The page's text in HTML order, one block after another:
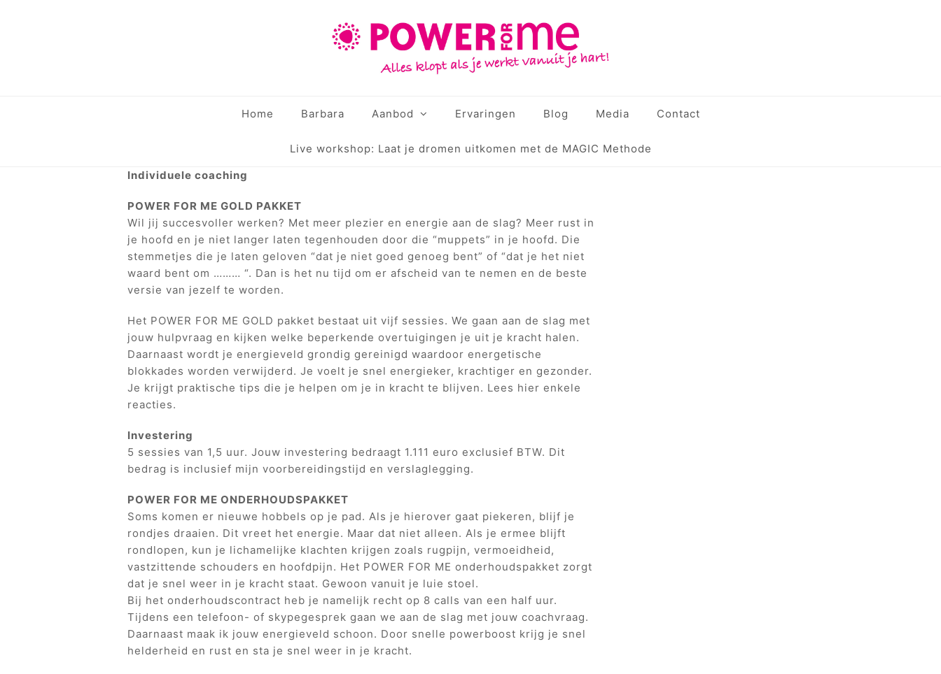
Home Barbara Aanbod Ervaringen Blog Media Contact
Live workshop: Laat je dromen uitkomen met de MAGIC Methode
Individuele coaching
POWER FOR ME GOLD PAKKET
Wil jij succesvoller werken? Met meer plezier en energie aan de slag? Meer rust in
je hoofd en je niet langer laten tegenhouden door die “muppets” in je hoofd. Die
stemmetjes die je laten geloven “dat je niet goed genoeg bent” of “dat je het niet
waard bent om ……… “. Dan is het nu tijd om er afscheid van te nemen en de beste
versie van jezelf te worden.
Het POWER FOR ME GOLD pakket bestaat uit vijf sessies. We gaan aan de slag met
jouw hulpvraag en kijken welke beperkende overtuigingen je uit je kracht halen.
Daarnaast wordt je energieveld grondig gereinigd waardoor energetische
blokkades worden verwijderd. Je voelt je snel energieker, krachtiger en gezonder.
Je krijgt praktische tips die je helpen om je in kracht te blijven. Lees hier enkele
reacties.
Investering
5 sessies van 1,5 uur. Jouw investering bedraagt 1.111 euro exclusief BTW. Dit
bedrag is inclusief mijn voorbereidingstijd en verslaglegging.
POWER FOR ME ONDERHOUDSPAKKET
Soms komen er nieuwe hobbels op je pad. Als je hierover gaat piekeren, blijf je
rondjes draaien. Dit vreet het energie. Maar dat niet alleen. Als je ermee blijft
rondlopen, kun je lichamelijke klachten krijgen zoals rugpijn, vermoeidheid,
vastzittende schouders en hoofdpijn. Het POWER FOR ME onderhoudspakket zorgt
dat je snel weer in je kracht staat. Gewoon vanuit je luie stoel.
Bij het onderhoudscontract heb je namelijk recht op 8 calls van een half uur.
Tijdens een telefoon- of skypegesprek gaan we aan de slag met jouw coachvraag.
Daarnaast maak ik jouw energieveld schoon. Door snelle powerboost krijg je snel
helderheid en rust en sta je snel weer in je kracht.